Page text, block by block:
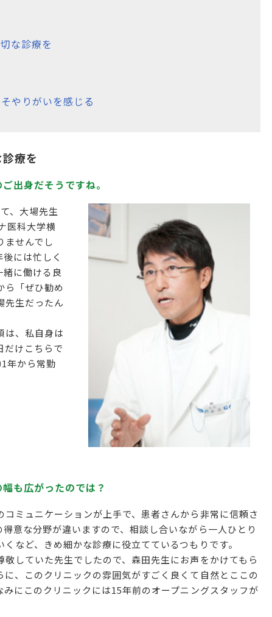
な診療を
やりがいを感じる
療を
出身だそうですね。
、大場先生
医科大学横
ませんでし
には忙しく
に働ける良
ら「ぜひ勧め
先生だったん
は、私自身は
だけこちらで
年から常勤
も広がったのでは？
コミュニケーションが上手で、患者さんから非常に信頼さ
意な分野が違いますので、相談し合いながら一人ひとり
など、きめ細かな診療に役立てているつもりです。
敬していた先生でしたので、森田先生にお声をかけてもら
、このクリニックの雰囲気がすごく良くて自然とここの
にこのクリニックには15年前のオープニングスタッフが